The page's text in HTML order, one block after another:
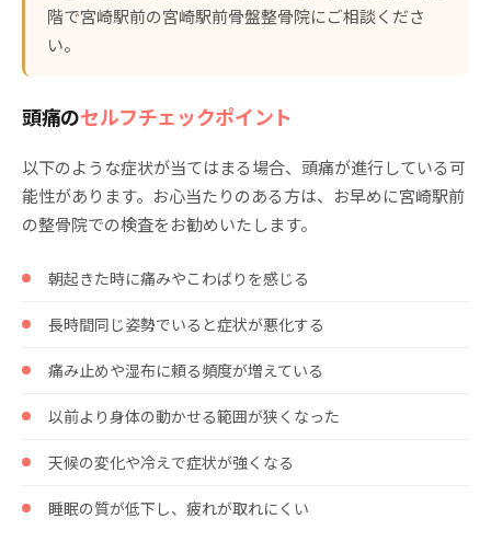
階で宮崎駅前の宮崎駅前骨盤整骨院にご相談くださ
い。
頭痛のセルフチェックポイント
以下のような症状が当てはまる場合、頭痛が進行している可
能性があります。お心当たりのある方は、お早めに宮崎駅前
の整骨院での検査をお勧めいたします。
朝起きた時に痛みやこわばりを感じる
長時間同じ姿勢でいると症状が悪化する
痛み止めや湿布に頼る頻度が増えている
以前より身体の動かせる範囲が狭くなった
天候の変化や冷えで症状が強くなる
睡眠の質が低下し、疲れが取れにくい